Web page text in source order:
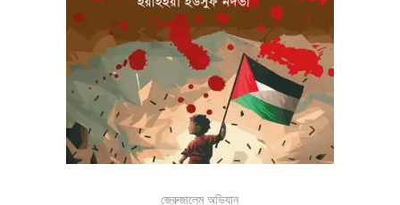
জেরুজালেম অভিযান